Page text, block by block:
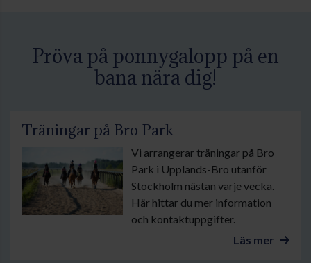
Pröva på ponnygalopp på en
bana nära dig!
Träningar på Bro Park
Vi arrangerar träningar på Bro
Park i Upplands-Bro utanför
Stockholm nästan varje vecka.
Här hittar du mer information
och kontaktuppgifter.
Läs mer